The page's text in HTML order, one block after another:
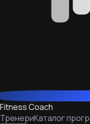
Fitness Coach
ТренериКаталог